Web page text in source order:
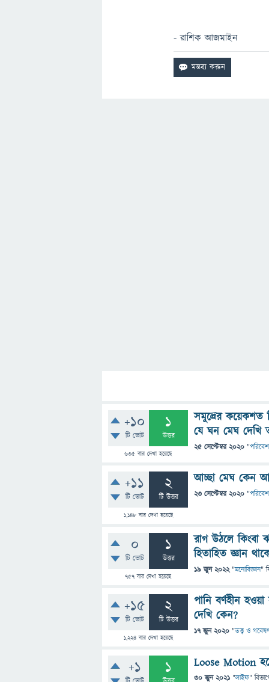
- রাশিক আজমাইন
+10
টি ভোট
1
উত্তর
635 বার দেখা হয়েছে
সমুদ্রের কয়েকশত
যে ঘন মেঘ দেখি
25 সেপ্টেম্বর 2020 "পরিবেশ
+11
টি ভোট
2
টি উত্তর
1,148বার দেখা হয়েছে
আচ্ছা মেঘ কেন
23 সেপ্টেম্বর 2020 "পরিবেশ
0
টি ভোট
1
উত্তর
757 বার দেখা হয়েছে
রাগ উঠলে
হিতাহিত জ্ঞান
19 জুন 2022 "মনোবিজ্ঞান"
+15
টি ভোট
2
টি উত্তর
1,224বার দেখা হয়েছে
পানি বর্ণহীন
দেখি কেন?
17 জুন 2020 "তত্ত্ব ও
+1 1 Loose Motion
30 জুন 2021 "লাইফ"